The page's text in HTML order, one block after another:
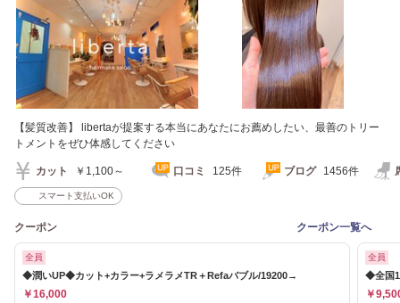
【髪質改善】 libertaが提案する本当にあなたにお薦めしたい、最善のトリー
トメントをぜひ体感してください
カット ￥1,100～ 口コミ 125件 ブログ 1456件
スマート支払いOK
クーポン クーポン一覧へ
全員
◆潤いUP◆カット+カラー+ラメラメTR＋Refaバブル/19200→
￥16,000
全員
◆全国
￥